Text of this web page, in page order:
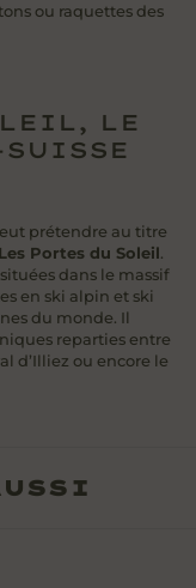
ou raquettes des
LE
prétendre au titre
Les Portes du Soleil.
dans le massif
en ski alpin et ski
du monde. Il
reparties entre
d’Illiez ou encore le